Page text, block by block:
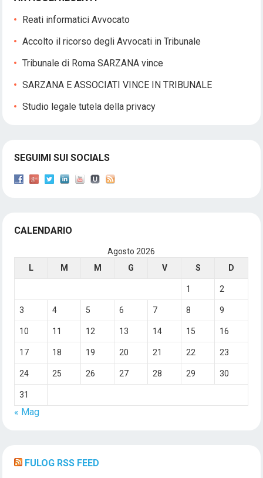
Reati informatici Avvocato
Accolto il ricorso degli Avvocati in Tribunale
Tribunale di Roma SARZANA vince
SARZANA E ASSOCIATI VINCE IN TRIBUNALE
Studio legale tutela della privacy
SEGUIMI SUI SOCIALS
CALENDARIO
Agosto 2026
L
M M G V S D
1 2
3 4 5 6 7 8 9
10 11 12 13 14 15 16
17 18 19 20 21 22 23
24 25 26 27 28 29 30
31
« Mag
FULOG RSS FEED